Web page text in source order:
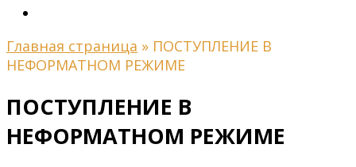
Главная страница » ПОСТУПЛЕНИЕ В
НЕФОРМАТНОМ РЕЖИМЕ
ПОСТУПЛЕНИЕ В
НЕФОРМАТНОМ РЕЖИМЕ